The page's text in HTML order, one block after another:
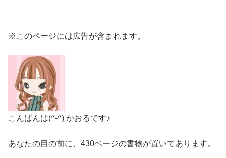
※このページには広告が含まれます。
こんばんは(^-^) かおるです♪
あなたの目の前に、430ページの書物が置いてあります。